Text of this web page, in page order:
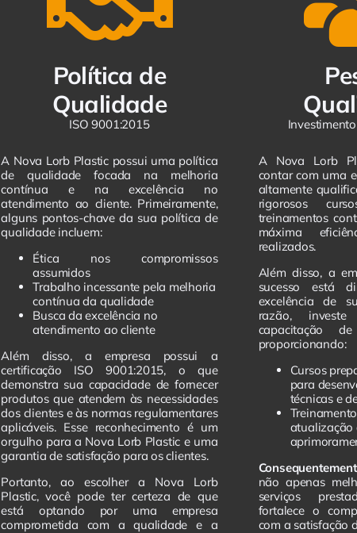
Política de
Qualidade
ISO 9001:2015
A Nova Lorb Plastic possui uma política
de qualidade focada na melhoria
contínua e na excelência no
atendimento ao cliente. Primeiramente,
alguns pontos-chave da sua política de
qualidade incluem:
Ética nos compromissos
assumidos
Trabalho incessante pela melhoria
contínua da qualidade
Busca da excelência no
atendimento ao cliente
Além disso, a empresa possui a
certificação ISO 9001:2015, o que
demonstra sua capacidade de fornecer
produtos que atendem às necessidades
dos clientes e às normas regulamentares
aplicáveis. Esse reconhecimento é um
orgulho para a Nova Lorb Plastic e uma
garantia de satisfação para os clientes.
Portanto, ao escolher a Nova Lorb
Plastic, você pode ter certeza de que
está optando por uma empresa
comprometida com a qualidade e a
A Nova Lorb
contar com uma
altamente
rigorosos
treinamentos
máxima
realizados.
Além disso, a
sucesso está
excelência de
razão, investe
capacitação
proporcionando:
Cursos
para
técnicas e
atualização
não apenas
serviços
fortalece o
com a satisfação